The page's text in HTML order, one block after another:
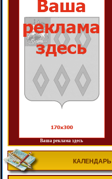
Ваша реклама здесь
КАЛЕНДАРЬ